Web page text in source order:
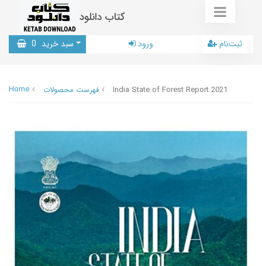
کتاب دانلود
سبد خرید 0 ورود ثبت‌نام
Home فهرست محصولات India State of Forest Report 2021